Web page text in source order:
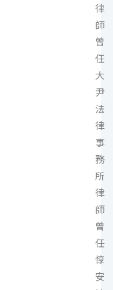
律
師
曾
任
大
尹
法
律
事
務
所
律
師
曾
任
惇
安